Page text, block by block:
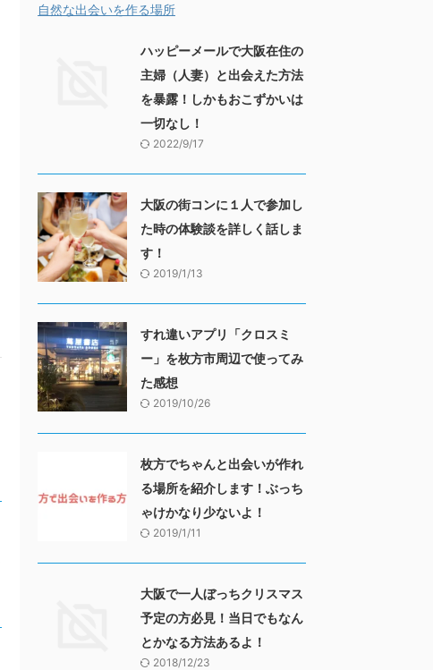
自然な出会いを作る場所
ハッピーメールで大阪在住の
主婦（人妻）と出会えた方法
を暴露！しかもおこずかいは
一切なし！
2022/9/17
大阪の街コンに１人で参加し
た時の体験談を詳しく話しま
す！
2019/1/13
すれ違いアプリ「クロスミ
ー」を枚方市周辺で使ってみ
た感想
2019/10/26
枚方でちゃんと出会いが作れ
る場所を紹介します！ぶっち
ゃけかなり少ないよ！
2019/1/11
大阪で一人ぼっちクリスマス
予定の方必見！当日でもなん
とかなる方法あるよ！
2018/12/23